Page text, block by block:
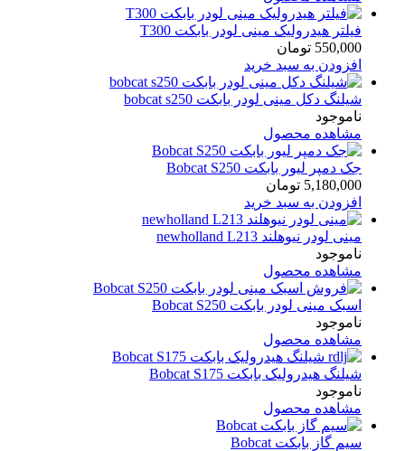
فیلتر هیدرولیک مینی لودر بابکت T300
550,000 تومان
افزودن به سبد خرید
شیلنگ دکل مینی لودر بابکت bobcat s250
ناموجود
مشاهده محصول
جک دمپر لیور بابکت Bobcat S250
5,180,000 تومان
افزودن به سبد خرید
مینی لودر نیوهلند newholland L213
ناموجود
مشاهده محصول
اسبک مینی لودر بابکت Bobcat S250
ناموجود
مشاهده محصول
شیلنگ هیدرولیک بابکت Bobcat S175
ناموجود
مشاهده محصول
سیم گاز بابکت Bobcat